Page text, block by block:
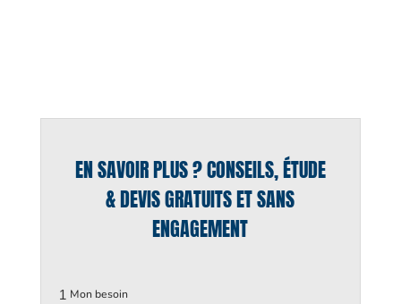
EN SAVOIR PLUS ? CONSEILS, ÉTUDE
& DEVIS GRATUITS ET SANS
ENGAGEMENT
1 Mon besoin